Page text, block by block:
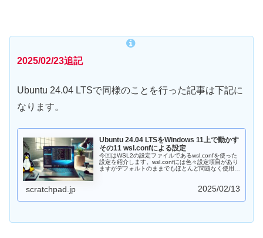
2025/02/23追記
Ubuntu 24.04 LTSで同様のことを行った記事は下記に
なります。
Ubuntu 24.04 LTSをWindows 11上で動かす
その11 wsl.confによる設定
今回はWSL2の設定ファイルであるwsl.confを使った
設定を紹介します。wsl.confには色々設定項目があり
ますがデフォルトのままでもほとんど問題なく使用で
scratchpad.jp 2025/02/13